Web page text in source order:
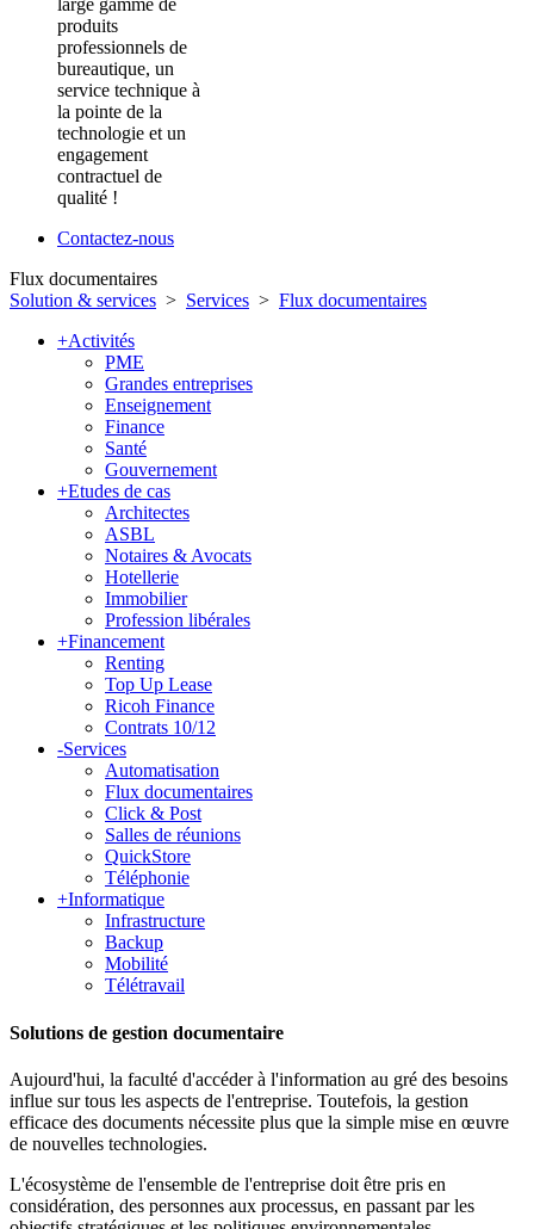
large gamme de
produits
professionnels de
bureautique, un
service technique à
la pointe de la
technologie et un
engagement
contractuel de
qualité !
Contactez-nous
Flux documentaires
Solution & services > Services > Flux documentaires
+Activités
PME
Grandes entreprises
Enseignement
Finance
Santé
Gouvernement
+Etudes de cas
Architectes
ASBL
Notaires & Avocats
Hotellerie
Immobilier
Profession libérales
+Financement
Renting
Top Up Lease
Ricoh Finance
Contrats 10/12
-Services
Automatisation
Flux documentaires
Click & Post
Salles de réunions
QuickStore
Téléphonie
+Informatique
Infrastructure
Backup
Mobilité
Télétravail
Solutions de gestion documentaire
Aujourd'hui, la faculté d'accéder à l'information au gré des besoins
influe sur tous les aspects de l'entreprise. Toutefois, la gestion
efficace des documents nécessite plus que la simple mise en œuvre
de nouvelles technologies.
L'écosystème de l'ensemble de l'entreprise doit être pris en
considération, des personnes aux processus, en passant par les